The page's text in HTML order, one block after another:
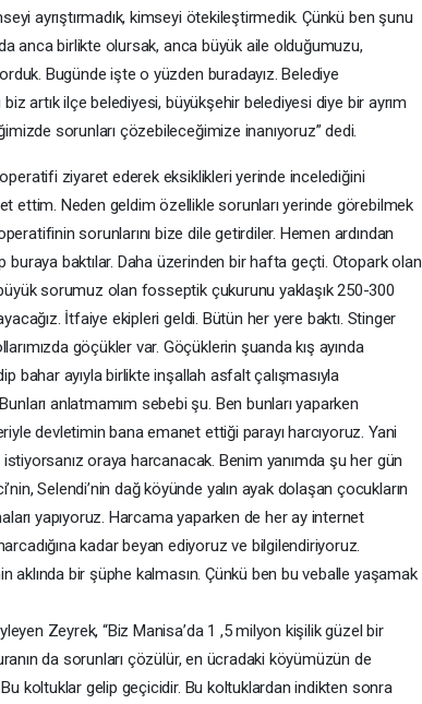
ayrıştırmadık, kimseyi ötekileştirmedik. Çünkü ben şunu
anca birlikte olursak, anca büyük aile olduğumuzu,
Bugünde işte o yüzden buradayız. Belediye
biz artık ilçe belediyesi, büyükşehir belediyesi diye bir ayrım
sorunları çözebileceğimize inanıyoruz” dedi.
ziyaret ederek eksiklikleri yerinde incelediğini
ettim. Neden geldim özellikle sorunları yerinde görebilmek
sorunlarını bize dile getirdiler. Hemen ardından
baktılar. Daha üzerinden bir hafta geçti. Otopark olan
sorumuz olan fosseptik çukurunu yaklaşık 250-300
İtfaiye ekipleri geldi. Bütün her yere baktı. Stinger
göçükler var. Göçüklerin şuanda kış ayında
bahar ayıyla birlikte inşallah asfalt çalışmasıyla
anlatmamım sebebi şu. Ben bunları yaparken
devletimin bana emanet ettiği parayı harcıyoruz. Yani
oraya harcanacak. Benim yanımda şu her gün
Selendi’nin dağ köyünde yalın ayak dolaşan çocukların
yapıyoruz. Harcama yaparken de her ay internet
kadar beyan ediyoruz ve bilgilendiriyoruz.
aklında bir şüphe kalmasın. Çünkü ben bu veballe yaşamak
Zeyrek, “Biz Manisa’da 1 ,5 milyon kişilik güzel bir
da sorunları çözülür, en ücradaki köyümüzün de
koltuklar gelip geçicidir. Bu koltuklardan indikten sonra